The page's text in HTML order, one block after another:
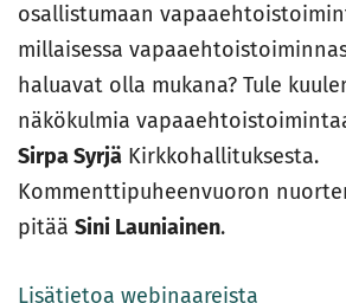
osallistumaan
millaisessa
haluavat olla mukana? Tule
näkökulmia
Sirpa Syrjä Kirkkohallituksesta.
Kommenttipuheenvuoron
pitää Sini Launiainen.
Lisätietoa webinaareista